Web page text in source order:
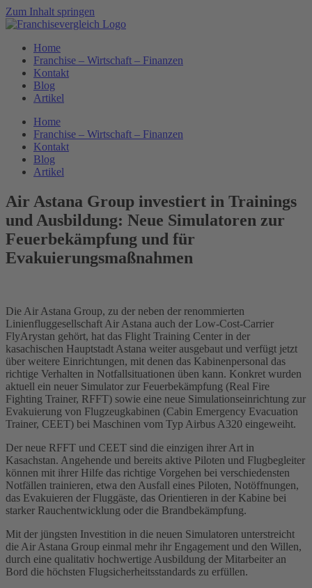
Zum Inhalt springen
Home
Franchise – Wirtschaft – Finanzen
Kontakt
Blog
Artikel
Home
Franchise – Wirtschaft – Finanzen
Kontakt
Blog
Artikel
Air Astana Group investiert in Trainings
und Ausbildung: Neue Simulatoren zur
Feuerbekämpfung und für
Evakuierungsmaßnahmen
Die Air Astana Group, zu der neben der renommierten
Linienfluggesellschaft Air Astana auch der Low-Cost-Carrier
FlyArystan gehört, hat das Flight Training Center in der
kasachischen Hauptstadt Astana weiter ausgebaut und verfügt jetzt
über weitere Einrichtungen, mit denen das Kabinenpersonal das
richtige Verhalten in Notfallsituationen üben kann. Konkret wurden
aktuell ein neuer Simulator zur Feuerbekämpfung (Real Fire
Fighting Trainer, RFFT) sowie eine neue Simulationseinrichtung zur
Evakuierung von Flugzeugkabinen (Cabin Emergency Evacuation
Trainer, CEET) bei Maschinen vom Typ Airbus A320 eingeweiht.
Der neue RFFT und CEET sind die einzigen ihrer Art in
Kasachstan. Angehende und bereits aktive Piloten und Flugbegleiter
können mit ihrer Hilfe das richtige Vorgehen bei verschiedensten
Notfällen trainieren, etwa den Ausfall eines Piloten, Notöffnungen,
das Evakuieren der Fluggäste, das Orientieren in der Kabine bei
starker Rauchentwicklung oder die Brandbekämpfung.
Mit der jüngsten Investition in die neuen Simulatoren unterstreicht
die Air Astana Group einmal mehr ihr Engagement und den Willen,
durch eine qualitativ hochwertige Ausbildung der Mitarbeiter an
Bord die höchsten Flugsicherheitsstandards zu erfüllen.